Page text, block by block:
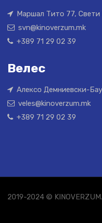
Маршал Тито 77, Свети
svn@kinoverzum.mk
+389 71 29 02 39
Велес
Алексо Демниевски-
veles@kinoverzum.mk
+389 71 29 02 39
2019-2024 ©